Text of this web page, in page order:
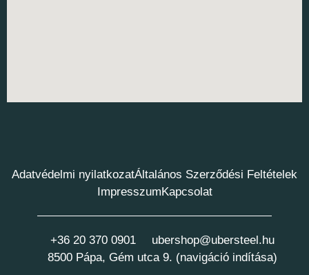
Adatvédelmi nyilatkozatÁltalános Szerződési Feltételek
Impresszum Kapcsolat
+36 20 370 0901
ubershop@ubersteel.hu
8500 Pápa, Gém utca 9. (navigáció indítása)